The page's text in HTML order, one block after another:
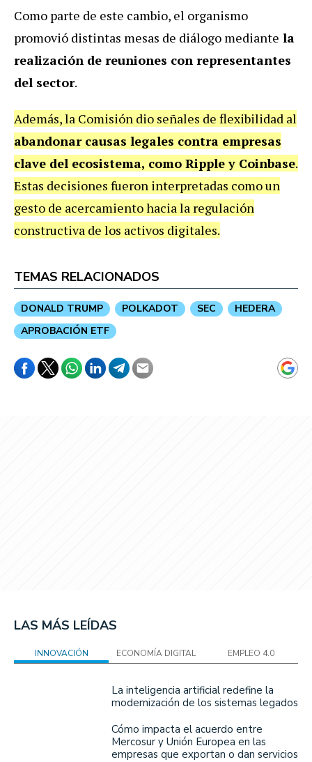
Como parte de este cambio, el organismo
promovió distintas mesas de diálogo mediante la
realización de reuniones con representantes
del sector.
Además, la Comisión dio señales de flexibilidad al
abandonar causas legales contra empresas
clave del ecosistema, como Ripple y Coinbase.
Estas decisiones fueron interpretadas como un
gesto de acercamiento hacia la regulación
constructiva de los activos digitales.
TEMAS RELACIONADOS
DONALD TRUMP POLKADOT SEC
HEDERA
APROBACIÓN ETF
LAS MÁS LEÍDAS
INNOVACIÓN ECONOMÍA DIGITAL EMPLEO 4.0
La inteligencia artificial redefine la
modernización de los sistemas legados
Cómo impacta el acuerdo entre
Mercosur y Unión Europea en las
empresas que exportan o dan servicios